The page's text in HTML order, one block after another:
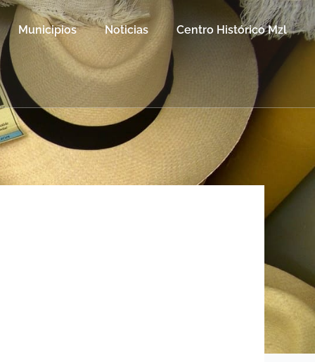
Municipios Noticias Centro Histórico Mzl